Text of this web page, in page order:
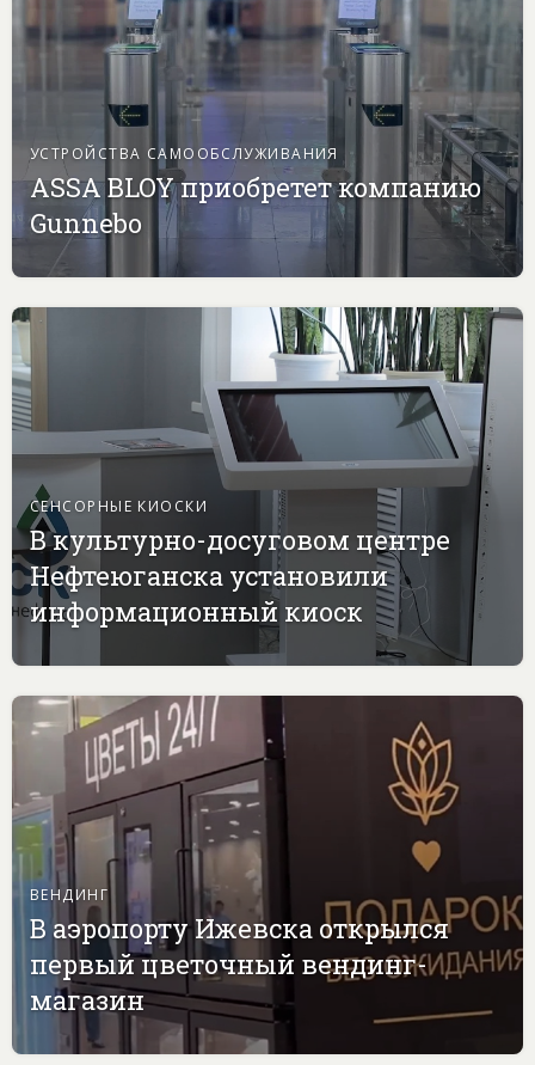
УСТРОЙСТВА САМООБСЛУЖИВАНИЯ
ASSA BLOY приобретет компанию
Gunnebo
СЕНСОРНЫЕ КИОСКИ
В культурно-досуговом центре
Нефтеюганска установили
информационный киоск
ВЕНДИНГ
В аэропорту Ижевска открылся
первый цветочный вендинг-
магазин